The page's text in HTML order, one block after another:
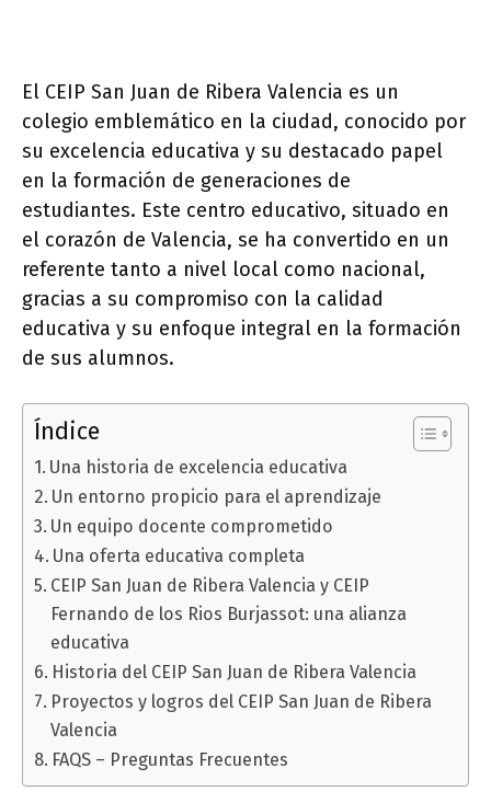
El CEIP San Juan de Ribera Valencia es un
colegio emblemático en la ciudad, conocido por
su excelencia educativa y su destacado papel
en la formación de generaciones de
estudiantes. Este centro educativo, situado en
el corazón de Valencia, se ha convertido en un
referente tanto a nivel local como nacional,
gracias a su compromiso con la calidad
educativa y su enfoque integral en la formación
de sus alumnos.
Índice
Una historia de excelencia educativa
Un entorno propicio para el aprendizaje
Un equipo docente comprometido
Una oferta educativa completa
CEIP San Juan de Ribera Valencia y CEIP
Fernando de los Rios Burjassot: una alianza
educativa
Historia del CEIP San Juan de Ribera Valencia
Proyectos y logros del CEIP San Juan de Ribera
Valencia
FAQS – Preguntas Frecuentes